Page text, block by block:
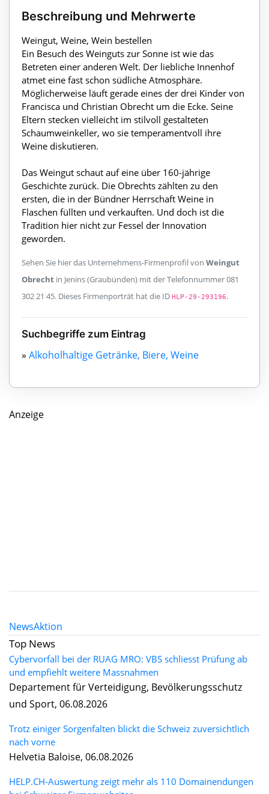
Beschreibung und Mehrwerte
Weingut, Weine, Wein bestellen
Ein Besuch des Weinguts zur Sonne ist wie das
Betreten einer anderen Welt. Der liebliche Innenhof
atmet eine fast schon südliche Atmosphäre.
Möglicherweise läuft gerade eines der drei Kinder von
Francisca und Christian Obrecht um die Ecke. Seine
Eltern stecken vielleicht im stilvoll gestalteten
Schaumweinkeller, wo sie temperamentvoll ihre
Weine diskutieren.
Das Weingut schaut auf eine über 160-jährige
Geschichte zurück. Die Obrechts zählten zu den
ersten, die in der Bündner Herrschaft Weine in
Flaschen füllten und verkauften. Und doch ist die
Tradition hier nicht zur Fessel der Innovation
geworden.
Sehen Sie hier das Unternehmens-Firmenprofil von Weingut
Obrecht in Jenins (Graubünden) mit der Telefonnummer 081
302 21 45. Dieses Firmenporträt hat die ID HLP-29-293196.
Suchbegriffe zum Eintrag
» Alkoholhaltige Getränke, Biere, Weine
Anzeige
NewsAktion
Top News
Cybervorfall bei der RUAG MRO: VBS schliesst Prüfung ab
und empfiehlt weitere Massnahmen
Departement für Verteidigung, Bevölkerungsschutz
und Sport, 06.08.2026
Trotz einiger Sorgenfalten blickt die Schweiz zuversichtlich
nach vorne
Helvetia Baloise, 06.08.2026
HELP.CH-Auswertung zeigt mehr als 110 Domainendungen